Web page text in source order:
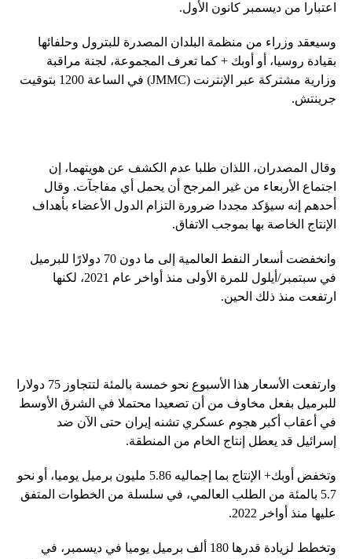
اعتبارا من ديسمبر كانون الأول.
وسيعقد وزراء من منظمة البلدان المصدرة للبترول وحلفائها
بقيادة روسيا، أو أوبك + كما تعرف المجموعة، لجنة مراقبة
وزارية مشتركة عبر الإنترنت (JMMC) في الساعة 1200 بتوقيت
جرينتش.
وقال المصدران، اللذان طلبا عدم الكشف عن هويتهما، إن
اجتماع الأربعاء من غير المرجح أن يحمل أي مفاجآت. وقال
أحدهم إنه سيؤكد مجددا ضرورة التزام الدول الأعضاء بأهداف
الإنتاج الخاصة بها بموجب الاتفاق.
وانخفضت أسعار النفط العالمية إلى ما دون 70 دولارًا للبرميل
في سبتمبر/أيلول للمرة الأولى منذ أواخر عام 2021، لكنها
ارتفعت منذ ذلك الحين.
وارتفعت الأسعار هذا الأسبوع نحو خمسة بالمئة لتتجاوز 75 دولارا
للبرميل بفعل مخاوف من أن تصعيدا محتملا في الشرق الأوسط
في أعقاب أكبر هجوم عسكري تشنه إيران حتى الآن ضد
إسرائيل قد يعطل إنتاج الخام من المنطقة.
وتخفض أوبك+ الإنتاج بما إجماليه 5.86 مليون برميل يوميا، أو نحو
5.7 بالمئة من الطلب العالمي، في سلسلة من الخطوات المتفق
عليها منذ أواخر 2022.
وتخطط لزيادة قدرها 180 ألف برميل يوميا في ديسمبر، في